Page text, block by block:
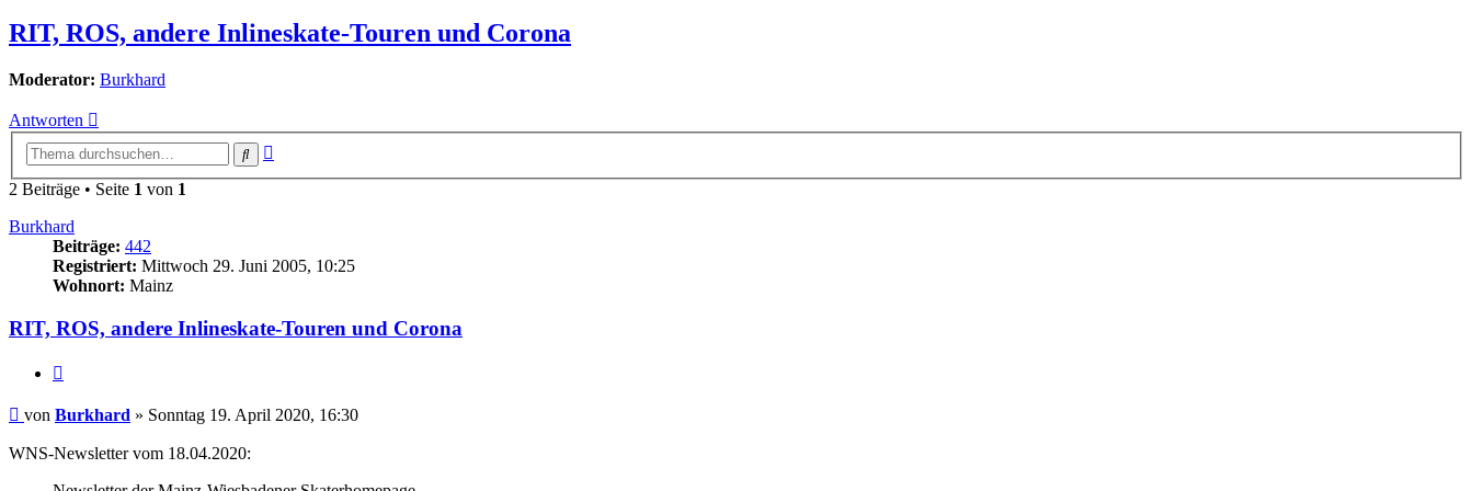
RIT, ROS, andere Inlineskate-Touren und Corona
Moderator: Burkhard
Antworten
Suche
2 Beiträge • Seite 1 von 1
Burkhard
Beiträge: 442
Registriert: Mittwoch 29. Juni 2005, 10:25
Wohnort: Mainz
RIT, ROS, andere Inlineskate-Touren und Corona
Beitrag
von Burkhard » Sonntag 19. April 2020, 16:30
WNS-Newsletter vom 18.04.2020: